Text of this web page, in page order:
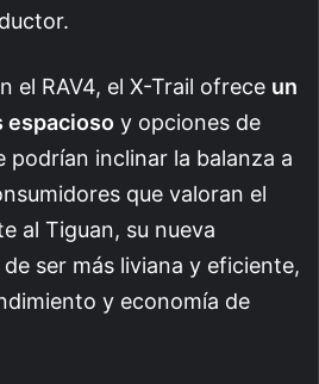
el RAV4, el X-Trail ofrece un
espacioso y opciones de
podrían inclinar la balanza a
que valoran el
al Tiguan, su nueva
ser más liviana y eficiente,
y economía de